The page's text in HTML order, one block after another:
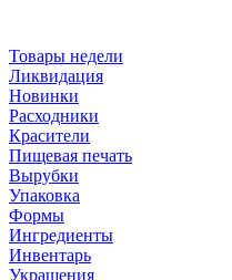
Товары недели
Ликвидация
Новинки
Расходники
Красители
Пищевая печать
Вырубки
Упаковка
Формы
Ингредиенты
Инвентарь
Украшения